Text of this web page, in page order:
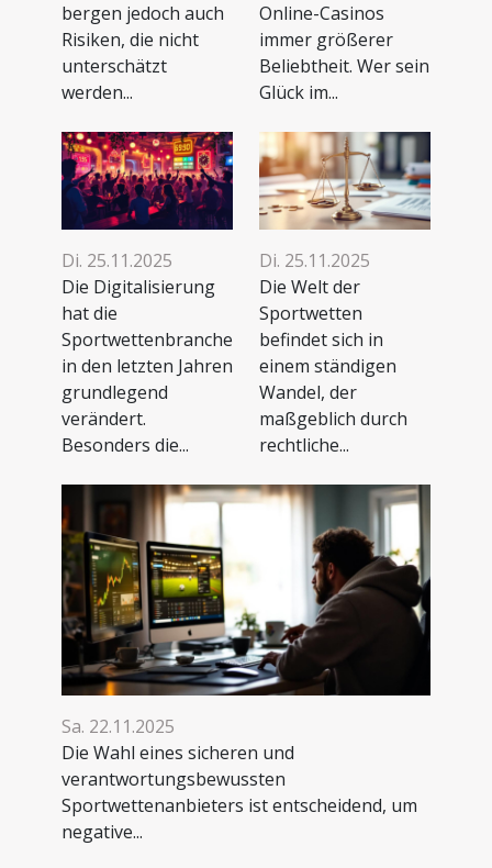
bergen jedoch auch
Risiken, die nicht
unterschätzt
werden...
Online-Casinos
immer größerer
Beliebtheit. Wer sein
Glück im...
Di. 25.11.2025
Die Digitalisierung
hat die
Sportwettenbranche
in den letzten Jahren
grundlegend
verändert.
Besonders die...
Di. 25.11.2025
Die Welt der
Sportwetten
befindet sich in
einem ständigen
Wandel, der
maßgeblich durch
rechtliche...
Sa. 22.11.2025
Die Wahl eines sicheren und
verantwortungsbewussten
Sportwettenanbieters ist entscheidend, um
negative...